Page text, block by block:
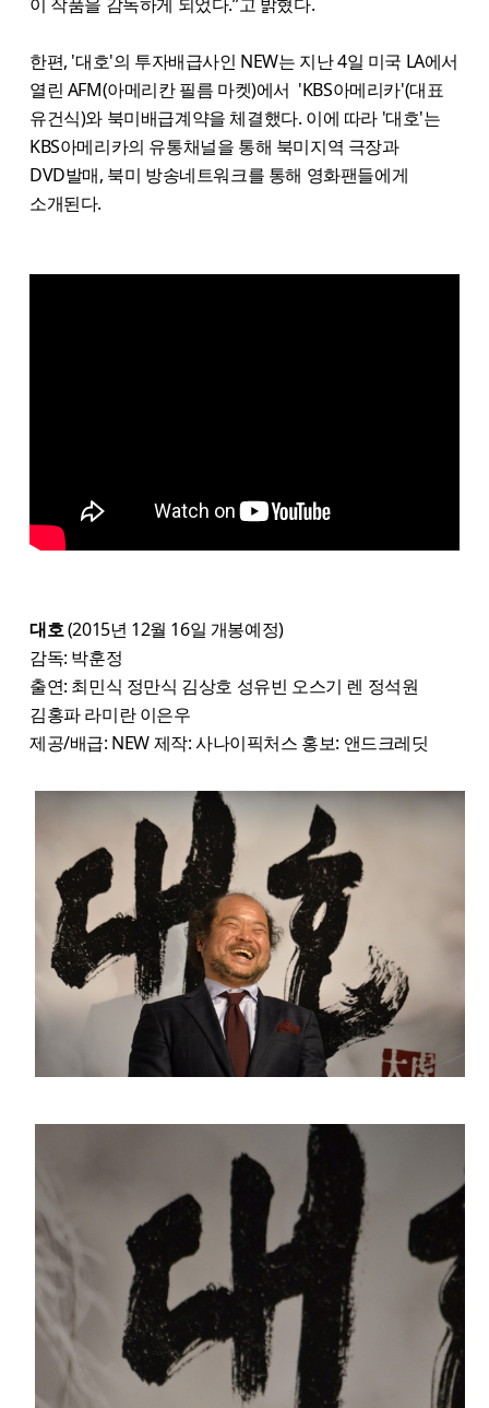
한편, '대호'의 투자배급사인 NEW는 지난 4일 미국 LA에서
열린 AFM(아메리칸 필름 마켓)에서 'KBS아메리카'(대표
유건식)와 북미배급계약을 체결했다. 이에 따라 '대호'는
KBS아메리카의 유통채널을 통해 북미지역 극장과
DVD발매, 북미 방송네트워크를 통해 영화팬들에게
소개된다.
대호(2015년 12월 16일 개봉예정)
감독: 박훈정
출연: 최민식 정만식 김상호 성유빈 오스기 렌 정석원
김홍파 라미란 이은우
제공/배급: NEW 제작: 사나이픽처스 홍보: 앤드크레딧